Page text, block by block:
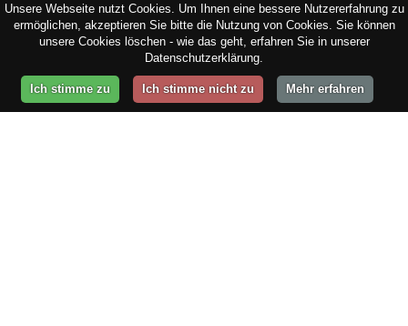
Unsere Webseite nutzt Cookies. Um Ihnen eine bessere Nutzererfahrung zu
ermöglichen, akzeptieren Sie bitte die Nutzung von Cookies. Sie können
unsere Cookies löschen - wie das geht, erfahren Sie in unserer
Datenschutzerklärung.
Ich stimme zu Ich stimme nicht zu Mehr erfahren